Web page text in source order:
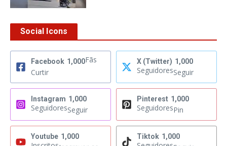
Social Icons
Facebook 1,000Fãs
Curtir
X (Twitter) 1,000
SeguidoresSeguir
Instagram 1,000
SeguidoresSeguir
Pinterest 1,000
SeguidoresPin
Youtube 1,000 Tiktok 1,000